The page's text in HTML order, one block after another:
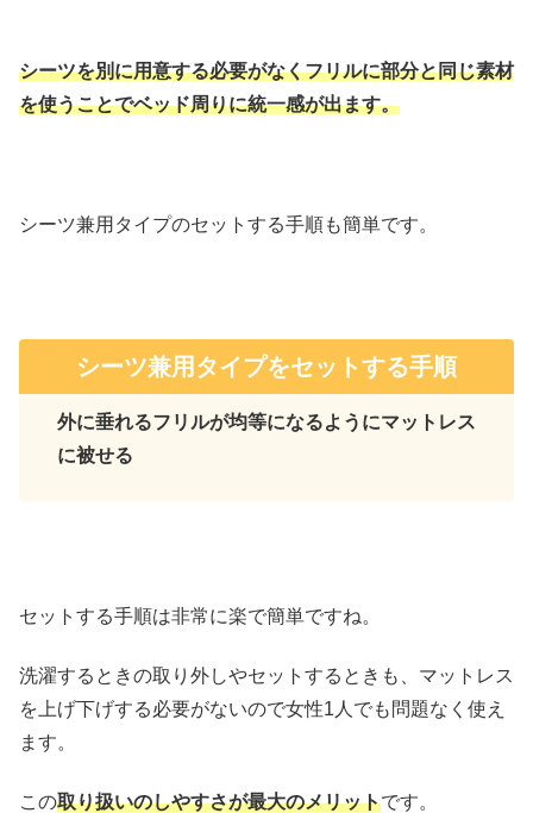
シーツを別に用意する必要がなくフリルに部分と同じ素材
を使うことでベッド周りに統一感が出ます。
シーツ兼用タイプのセットする手順も簡単です。
シーツ兼用タイプをセットする手順
外に垂れるフリルが均等になるようにマットレス
に被せる
セットする手順は非常に楽で簡単ですね。
洗濯するときの取り外しやセットするときも、マットレス
を上げ下げする必要がないので女性1人でも問題なく使え
ます。
この取り扱いのしやすさが最大のメリットです。